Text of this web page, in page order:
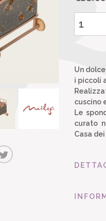
Un
i piccoli
cuscino
Le
curato
Casa